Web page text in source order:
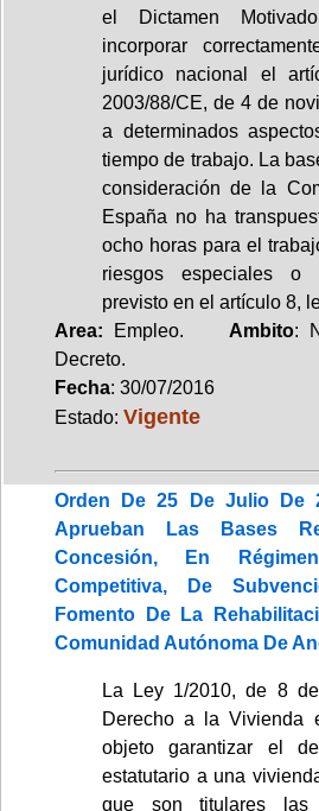
el Dictamen
incorporar
jurídico nacional el
2003/88/CE, de 4 de
a determinados
tiempo de trabajo. La
consideración de la
España no ha
ocho horas para el
riesgos especiales o
previsto en el artículo 8,
Area: Empleo. Ambito:
Decreto.
Fecha: 30/07/2016
Estado: Vigente
Orden De 25 De Julio De
Aprueban Las Bases
Concesión, En
Competitiva, De
Fomento De La
Comunidad Autónoma De
La Ley 1/2010, de 8
Derecho a la Vivienda
objeto garantizar el
estatutario a una
que son titulares las